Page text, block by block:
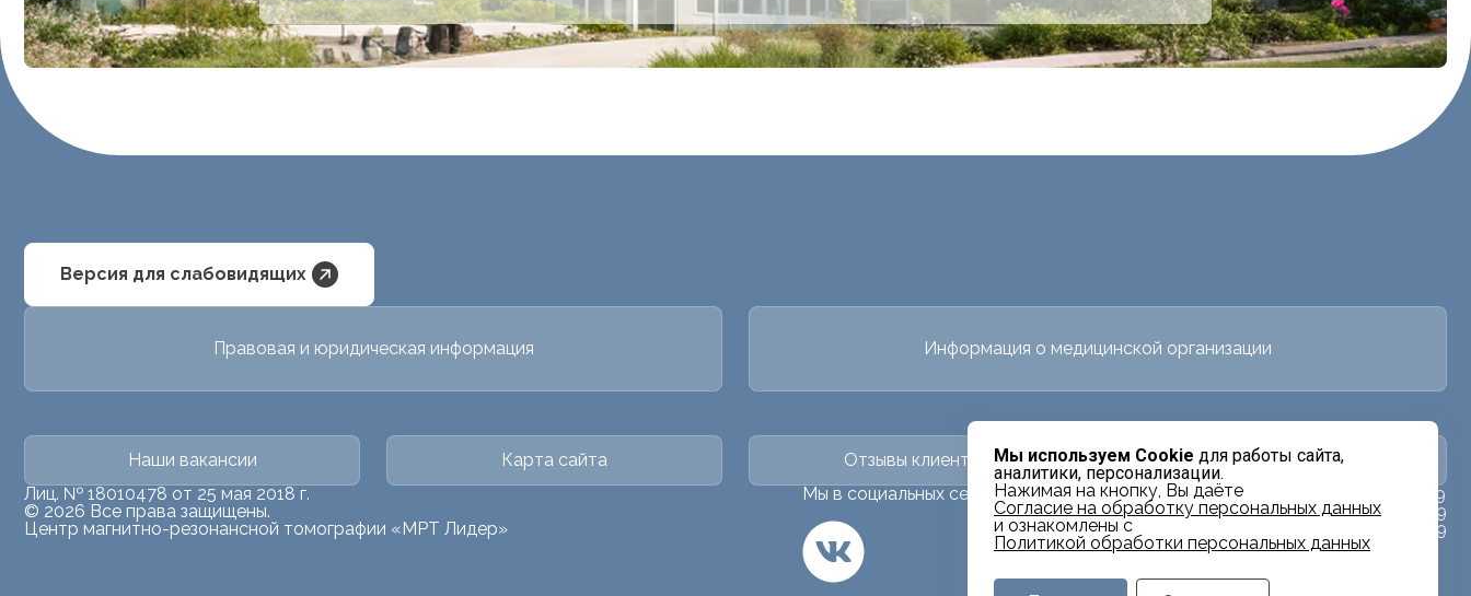
Мы используем Cookie для работы сайта,
аналитики, персонализации.
Нажимая на кнопку, Вы даёте
Cогласие на обработку персональных данных
и ознакомлены с
Политикой обработки персональных данных
Версия для слабовидящих
Правовая и юридическая информация
Наши вакансии Карта сайта
Информация о медицинской организации
Отзывы клиентов
Заявка на налоговый вычет
Лиц. № 18010478 от 25 мая 2018 г.
© 2026 Все права защищены.
Центр магнитно-резонансной томографии «МРТ Лидер»
Мы в социальных сетях
+7 (707) 777-99-09
+7 (707) 877-99-09
+7 (707) 857-99-09